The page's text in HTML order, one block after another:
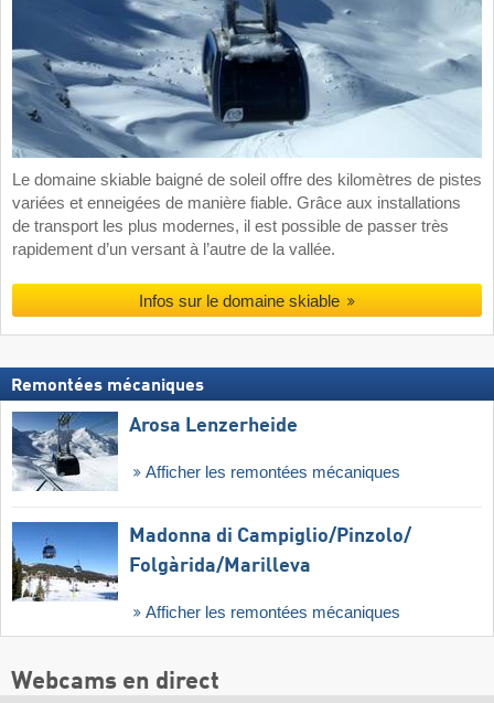
Le domaine skiable baigné de soleil offre des kilomètres de pistes
variées et enneigées de manière fiable. Grâce aux installations
de transport les plus modernes, il est possible de passer très
rapidement d’un versant à l’autre de la vallée.
Infos sur le domaine skiable
Remontées mécaniques
Arosa Lenzerheide
Afficher les remontées mécaniques
Madonna di Campiglio/​Pinzolo/​
Folgàrida/​Marilleva
Afficher les remontées mécaniques
Webcams en direct